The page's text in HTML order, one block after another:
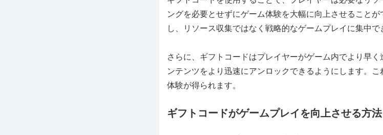
ングを必要とせずにゲーム体験を大幅に向上させること
し、リソース収集ではなく戦略的なゲームプレイに集中で
さらに、ギフトコードはプレイヤーがゲーム内でより早
ンテンツをより迅速にアンロックできるようにします。
体験が得られます。
ギフトコードがゲームプレイを向上させる方法